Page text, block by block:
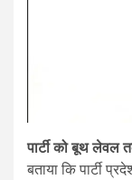
पार्टी को बूथ
बताया कि पार्टी